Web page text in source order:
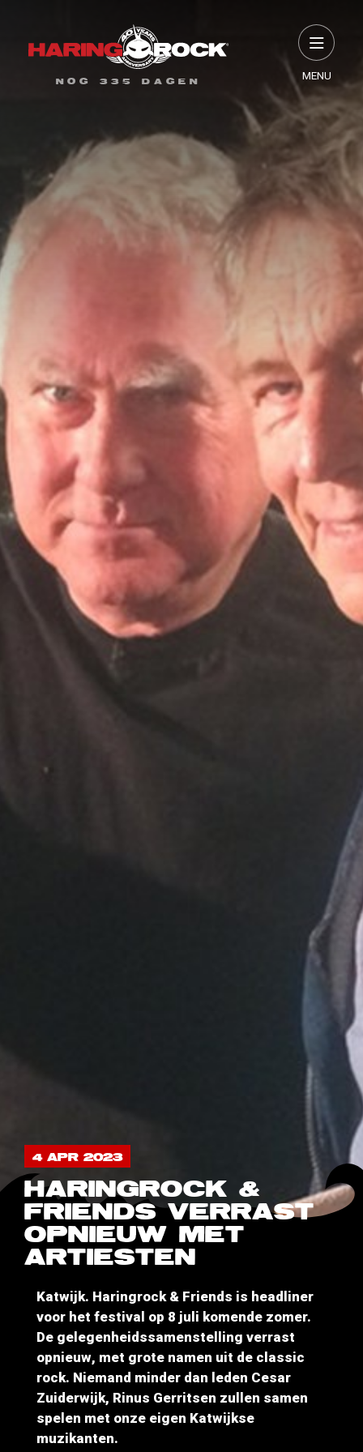
NOG 335 DAGEN MENU
4 APR 2023
HARINGROCK &
FRIENDS VERRAST
OPNIEUW MET
ARTIESTEN
Katwijk. Haringrock & Friends is headliner
voor het festival op 8 juli komende zomer.
De gelegenheidssamenstelling verrast
opnieuw, met grote namen uit de classic
rock. Niemand minder dan leden Cesar
Zuiderwijk, Rinus Gerritsen zullen samen
spelen met onze eigen Katwijkse
muzikanten.